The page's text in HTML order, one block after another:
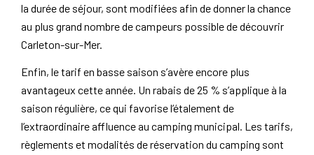
la durée de séjour, sont modifiées afin de donner la chance
au plus grand nombre de campeurs possible de découvrir
Carleton-sur-Mer.
Enfin, le tarif en basse saison s’avère encore plus
avantageux cette année. Un rabais de 25 % s’applique à la
saison régulière, ce qui favorise l’étalement de
l’extraordinaire affluence au camping municipal. Les tarifs,
règlements et modalités de réservation du camping sont